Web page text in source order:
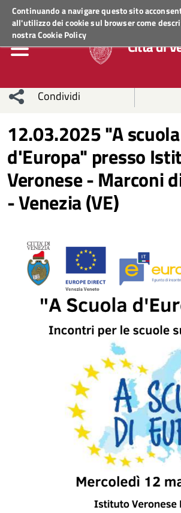
Continuando a navigare questo sito
all'utilizzo dei cookie sul browser come
nostraCookie Policy
Regione Veneto ACCEDI AI SERVIZI
Città di
Condividi
sui social
network
Condividi
Condividi
su
Facebook
Condividi
su
Twitter
Condividi
Facebook
Condividi
Whatsapp
12.03.2025 "A scuola
d'Europa" presso
Veronese - Marconi
- Venezia (VE)